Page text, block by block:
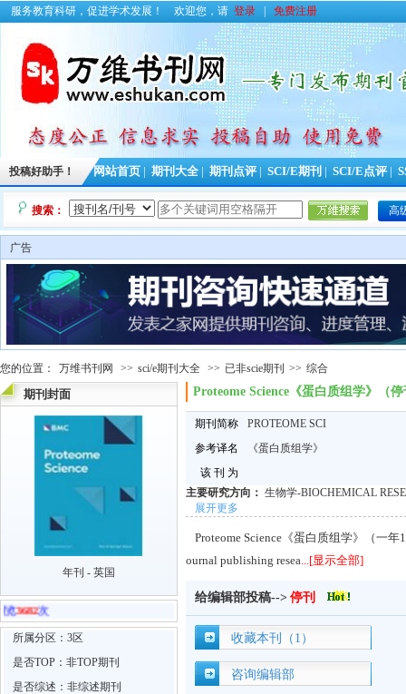
服务教育科研，促进学术发展！ 欢迎您，请 登录 免费注册
投稿好助手！ 网站首页 期刊大全 期刊点评 SCI/E期刊 SCI/E点评
搜索： 高
广告
您的位置： 万维书刊网 >> sci/e期刊大全 >> 已非scie期刊 >> 综合
期刊封面
年刊 - 英国
次
所属分区：3区
是否TOP：非TOP期刊
是否综述：非综述期刊
Proteome Science《蛋白质组学》（
期刊简称
PROTEOME SCI
参考译名
《蛋白质组学》
该 刊 为
主要研究方向： 生物学-BIOCHEMICAL
展开更多
Proteome Science《蛋白质组学》（一年
ournal publishing resea...[显示全部]
给编辑部投稿--> 停刊
收藏本刊（1）
咨询编辑部